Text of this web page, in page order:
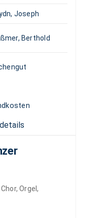
Joseph
Berthold
Orgel,